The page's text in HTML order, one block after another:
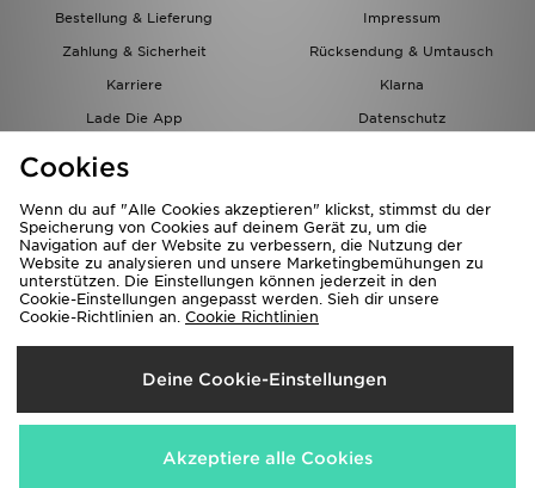
Bestellung & Lieferung
Impressum
Zahlung & Sicherheit
Rücksendung & Umtausch
Karriere
Klarna
Lade Die App
Datenschutz
Lieferung Nach
Österreich
Wir akzeptieren folgende Zahlungsmethoden
Cookies
Wenn du auf "Alle Cookies akzeptieren" klickst, stimmst du der
Speicherung von Cookies auf deinem Gerät zu, um die
Navigation auf der Website zu verbessern, die Nutzung der
Website zu analysieren und unsere Marketingbemühungen zu
unterstützen. Die Einstellungen können jederzeit in den
Cookie-Einstellungen angepasst werden. Sieh dir unsere
Cookie-Richtlinien an. Cookie Richtlinien
Deine Cookie-Einstellungen
Akzeptiere alle Cookies